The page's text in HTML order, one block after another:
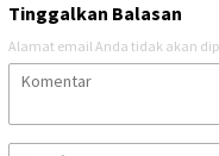
Tinggalkan Balasan
Alamat email Anda tidak akan